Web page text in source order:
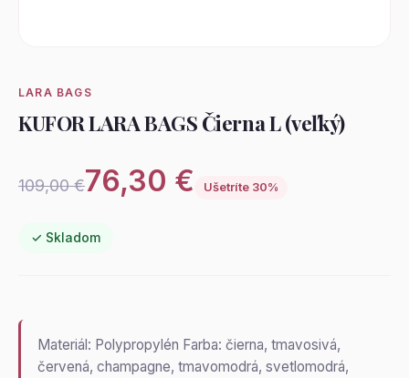
LARA BAGS
KUFOR LARA BAGS Čierna L (veľký)
109,00 €76,30 € Ušetríte 30%
✓ Skladom
Materiál: Polypropylén Farba: čierna, tmavosivá,
červená, champagne, tmavomodrá, svetlomodrá,